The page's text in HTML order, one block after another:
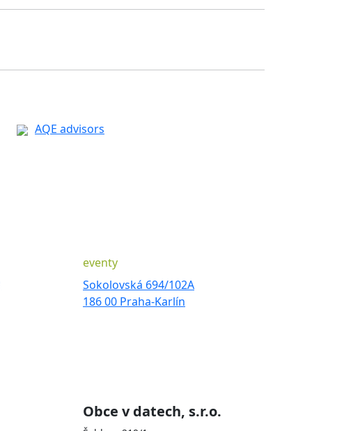
AQE advisors
eventy
Sokolovská 694/102A
186 00 Praha-Karlín
Obce v datech, s.r.o.